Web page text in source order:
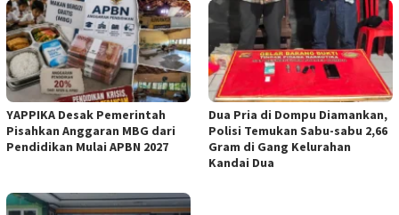
YAPPIKA Desak Pemerintah
Pisahkan Anggaran MBG dari
Pendidikan Mulai APBN 2027
Dua Pria di Dompu Diamankan,
Polisi Temukan Sabu-sabu 2,66
Gram di Gang Kelurahan
Kandai Dua